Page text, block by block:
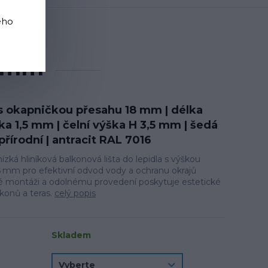
mm
okapničkou přesahu 18 mm | délka
1,5 mm | čelní výška H 3,5 mm | šedá
| antracit RAL 7016
hliníková balkonová lišta do lepidla s výškou
mm pro efektivní odvod vody a ochranu okrajů
montáži a odolnému provedení poskytuje estetické
a teras. celý popis
Skladem